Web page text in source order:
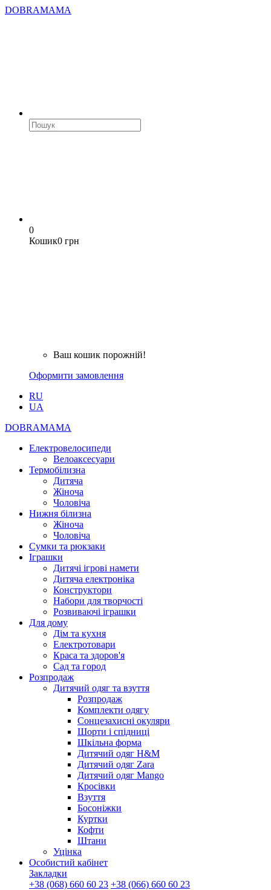
DOBRAMAMA
0
Кошик0 грн
Ваш кошик порожній!
Оформити замовлення
RU
UA
DOBRAMAMA
Електровелосипеди
Велоаксесуари
Термобілизна
Дитяча
Жіноча
Чоловіча
Нижня білизна
Жіноча
Чоловіча
Сумки та рюкзаки
Іграшки
Дитячі ігрові намети
Дитяча електроніка
Конструктори
Набори для творчості
Розвиваючі іграшки
Для дому
Дім та кухня
Електротовари
Краса та здоров'я
Сад та город
Розпродаж
Дитячий одяг та взуття
Розпродаж
Комплекти одягу
Сонцезахисні окуляри
Шорти і спідниці
Шкільна форма
Дитячий одяг H&M
Дитячий одяг Zara
Дитячий одяг Mango
Кросівки
Взуття
Босоніжки
Куртки
Кофти
Штани
Уцінка
Особистий кабінет
Закладки
+38 (068) 660 60 23 +38 (066) 660 60 23